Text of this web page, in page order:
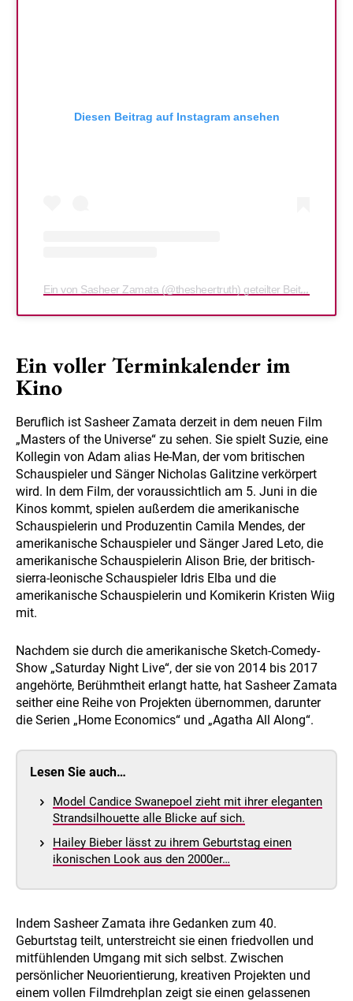
Diesen Beitrag auf Instagram ansehen
Ein von Sasheer Zamata (@thesheertruth) geteilter Beitrag
Ein voller Terminkalender im
Kino
Beruflich ist Sasheer Zamata derzeit in dem neuen Film
„Masters of the Universe“ zu sehen. Sie spielt Suzie, eine
Kollegin von Adam alias He-Man, der vom britischen
Schauspieler und Sänger Nicholas Galitzine verkörpert
wird. In dem Film, der voraussichtlich am 5. Juni in die
Kinos kommt, spielen außerdem die amerikanische
Schauspielerin und Produzentin Camila Mendes, der
amerikanische Schauspieler und Sänger Jared Leto, die
amerikanische Schauspielerin Alison Brie, der britisch-
sierra-leonische Schauspieler Idris Elba und die
amerikanische Schauspielerin und Komikerin Kristen Wiig
mit.
Nachdem sie durch die amerikanische Sketch-Comedy-
Show „Saturday Night Live“, der sie von 2014 bis 2017
angehörte, Berühmtheit erlangt hatte, hat Sasheer Zamata
seither eine Reihe von Projekten übernommen, darunter
die Serien „Home Economics“ und „Agatha All Along“.
Lesen Sie auch…
Model Candice Swanepoel zieht mit ihrer eleganten
Strandsilhouette alle Blicke auf sich.
Hailey Bieber lässt zu ihrem Geburtstag einen
ikonischen Look aus den 2000er…
Indem Sasheer Zamata ihre Gedanken zum 40.
Geburtstag teilt, unterstreicht sie einen friedvollen und
mitfühlenden Umgang mit sich selbst. Zwischen
persönlicher Neuorientierung, kreativen Projekten und
einem vollen Filmdrehplan zeigt sie einen gelassenen